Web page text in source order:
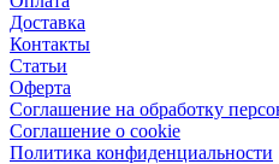
Доставка
Контакты
Статьи
Оферта
Соглашение на обработку
Соглашение о cookie
Политика конфиденциальности